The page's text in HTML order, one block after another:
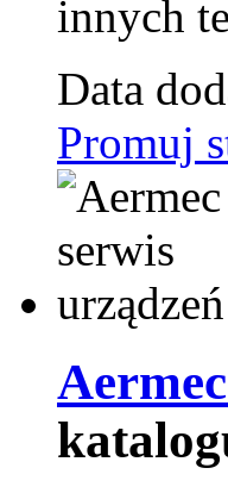
innych
Data
Promuj